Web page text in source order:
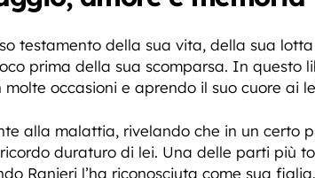
testamento della sua vita, della sua
prima della sua scomparsa. In questo
molte occasioni e aprendo il suo cuore ai
alla malattia, rivelando che in un certo
duraturo di lei. Una delle parti più
Ranieri l’ha riconosciuta come sua figlia.